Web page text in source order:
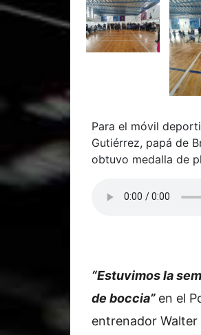
Para el móvil
Gutiérrez, papá de
obtuvo medalla de
“Estuvimos la
de boccia” en el
entrenador